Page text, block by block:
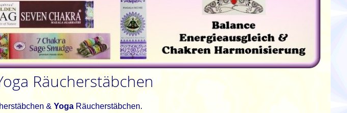
Räucherstäbchen
& YogaRäucherstäbchen.